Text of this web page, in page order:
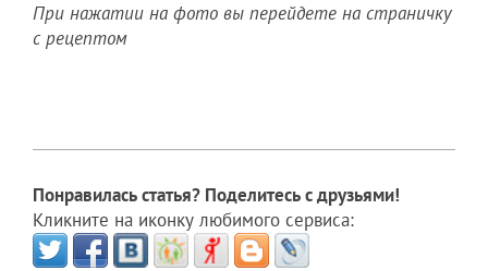
При нажатии на фото вы перейдете на страничку
с рецептом
Понравилась статья? Поделитесь с друзьями!
Кликните на иконку любимого сервиса: